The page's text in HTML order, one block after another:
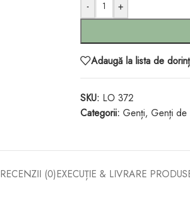
- +
Adaugă la lista de
SKU: LO 372
Categorii: Genți, Genți de
RECENZII (0)EXECUȚIE & LIVRARE